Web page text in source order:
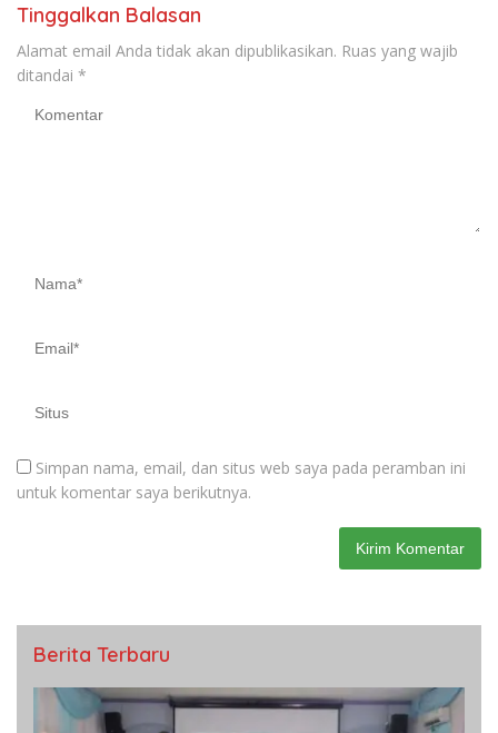
Tinggalkan Balasan
Alamat email Anda tidak akan dipublikasikan. Ruas yang wajib
ditandai *
Simpan nama, email, dan situs web saya pada peramban ini
untuk komentar saya berikutnya.
Berita Terbaru